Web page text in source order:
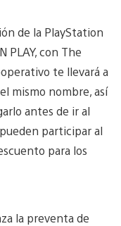
de la PlayStation
PLAY, con The
te llevará a
mismo nombre, así
antes de ir al
participar al
para los
la preventa de